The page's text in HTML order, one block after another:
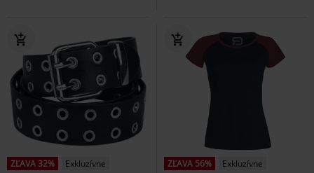
ZĽAVA 32%
Exkluzívne
ZĽAVA 56%
Exkluzívne